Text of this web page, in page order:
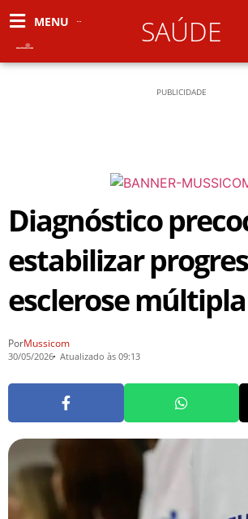
MENU SAÚDE
PUBLICIDADE
Diagnóstico
estabilizar
esclerose múltipla
PorMussicom
30/05/2026 Atualizado às 09:13